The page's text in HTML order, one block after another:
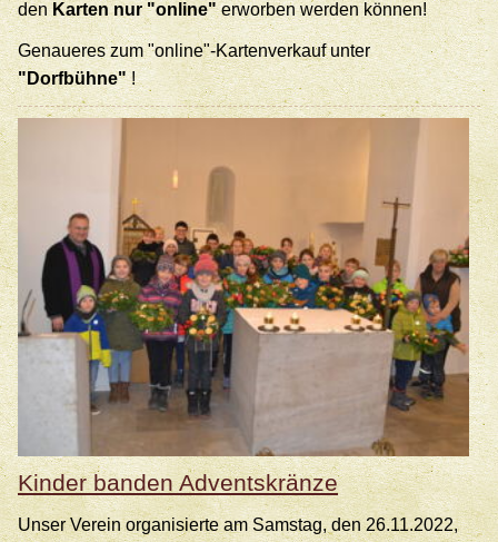
den Karten nur "online"erworben werden können!
Genaueres zum "online"-Kartenverkauf unter
"Dorfbühne"!
Kinder banden Adventskränze
Unser Verein organisierte am Samstag, den 26.11.2022,